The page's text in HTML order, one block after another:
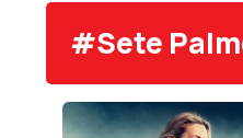
#Sete